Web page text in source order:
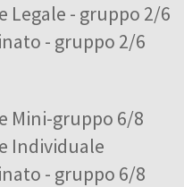
Legale - gruppo 2/6
- gruppo 2/6
Mini-gruppo 6/8
Individuale
- gruppo 6/8